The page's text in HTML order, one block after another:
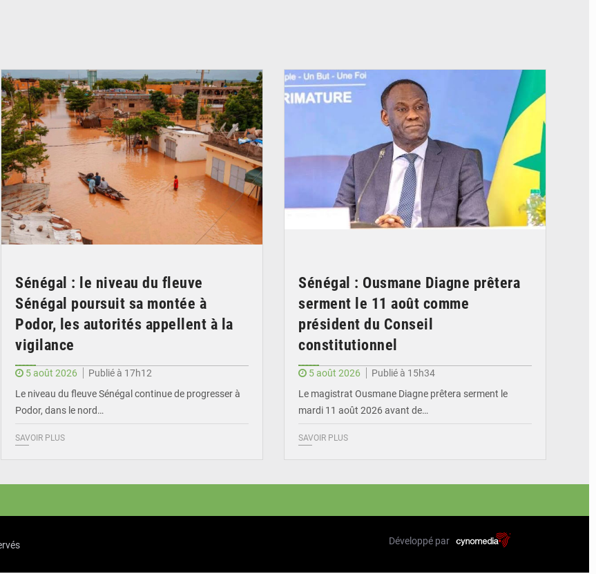
Sénégal : le niveau du fleuve
Sénégal poursuit sa montée à
Podor, les autorités appellent à la
vigilance
5 août 2026
Publié à 17h12
Le niveau du fleuve Sénégal continue de progresser à
Podor, dans le nord…
SAVOIR PLUS
Sénégal : Ousmane Diagne prêtera
serment le 11 août comme
président du Conseil
constitutionnel
5 août 2026
Publié à 15h34
Le magistrat Ousmane Diagne prêtera serment le
mardi 11 août 2026 avant de…
SAVOIR PLUS
Développé par